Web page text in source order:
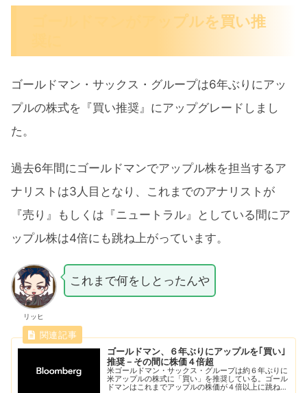
ゴールドマンがアップルを買い推
ゴールドマン・サックス・グループは6年ぶりにアッ
プルの株式を『買い推奨』にアップグレードしまし
た。
過去6年間にゴールドマンでアップル株を担当するア
ナリストは3人目となり、これまでのアナリストが
『売り』もしくは『ニュートラル』としている間にア
ップル株は4倍にも跳ね上がっています。
リッヒ
これまで何をしとったんや
ゴールドマン、６年ぶりにアップルを｢買い｣
推奨－その間に株価４倍超
米ゴールドマン・サックス・グループは約６年ぶりに
米アップルの株式に「買い」を推奨している。ゴール
ドマンはこれまでアップルの株価が４倍以上に跳ね上